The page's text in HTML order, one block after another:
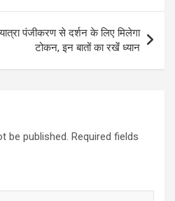
पंजीकरण से दर्शन के लिए मिलेगा
टोकन, इन बातों का रखेंं ध्यान
be published. Required fields